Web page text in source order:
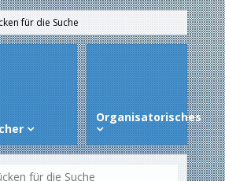
Organisatorisches